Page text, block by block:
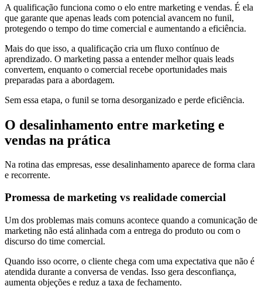
A qualificação funciona como o elo entre marketing e vendas. É ela
que garante que apenas leads com potencial avancem no funil,
protegendo o tempo do time comercial e aumentando a eficiência.
Mais do que isso, a qualificação cria um fluxo contínuo de
aprendizado. O marketing passa a entender melhor quais leads
convertem, enquanto o comercial recebe oportunidades mais
preparadas para a abordagem.
Sem essa etapa, o funil se torna desorganizado e perde eficiência.
O desalinhamento entre marketing e
vendas na prática
Na rotina das empresas, esse desalinhamento aparece de forma clara
e recorrente.
Promessa de marketing vs realidade comercial
Um dos problemas mais comuns acontece quando a comunicação de
marketing não está alinhada com a entrega do produto ou com o
discurso do time comercial.
Quando isso ocorre, o cliente chega com uma expectativa que não é
atendida durante a conversa de vendas. Isso gera desconfiança,
aumenta objeções e reduz a taxa de fechamento.